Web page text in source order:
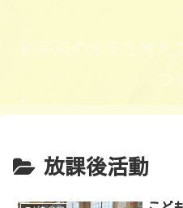
放課後活動